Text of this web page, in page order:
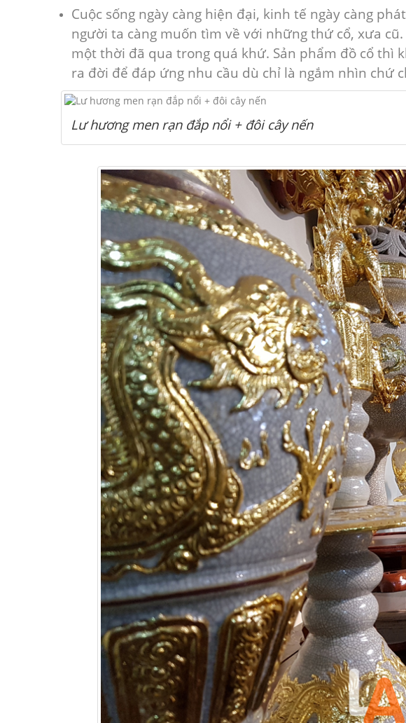
Cuộc sống ngày càng hiện đại, kinh tế ngày càng
người ta càng muốn tìm về với những thứ cổ, xưa
một thời đã qua trong quá khứ. Sản phẩm đồ cổ thì
ra đời để đáp ứng nhu cầu dù chỉ là ngắm nhìn chứ
Lư hương men rạn đắp nổi + đôi cây nến